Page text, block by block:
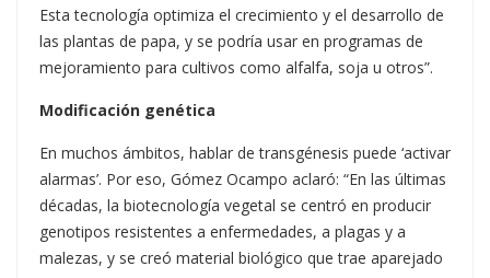
Esta tecnología optimiza el crecimiento y el desarrollo de
las plantas de papa, y se podría usar en programas de
mejoramiento para cultivos como alfalfa, soja u otros”.
Modificación genética
En muchos ámbitos, hablar de transgénesis puede ‘activar
alarmas’. Por eso, Gómez Ocampo aclaró: “En las últimas
décadas, la biotecnología vegetal se centró en producir
genotipos resistentes a enfermedades, a plagas y a
malezas, y se creó material biológico que trae aparejado